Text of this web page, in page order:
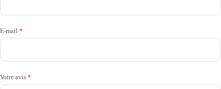
E-mail *
Votre avis *